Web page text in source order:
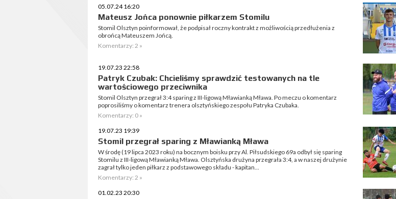
05.07.24 16:20
Mateusz Jońca ponownie piłkarzem Stomilu
Stomil Olsztyn poinformował, że podpisał roczny kontrakt z możliwością przedłużenia z
obrońcą Mateuszem Jońcą.
Komentarzy: 2 »
19.07.23 22:58
Patryk Czubak: Chcieliśmy sprawdzić testowanych na tle
wartościowego przeciwnika
Stomil Olsztyn przegrał 3:4 sparing z III-ligową Mławianką Mława. Po meczu o komentarz
poprosiliśmy o komentarz trenera olsztyńskiego zespołu Patryka Czubaka.
Komentarzy: 0 »
19.07.23 19:39
Stomil przegrał sparing z Mławianką Mława
W środę (19 lipca 2023 roku) na bocznym boisku przy Al. Piłsudskiego 69a odbył się sparing
Stomilu z III-ligową Mławianką Mława. Olsztyńska drużyna przegrała 3:4, a w naszej drużynie
zagrał tylko jeden piłkarz z podstawowego składu - kapitan...
Komentarzy: 2 »
01.02.23 20:30